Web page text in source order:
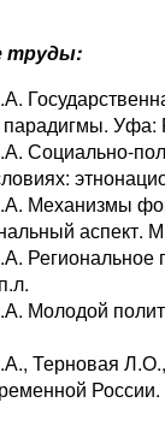
труды:
Социально-
Механизмы
аспект.
Молодой
Терновая